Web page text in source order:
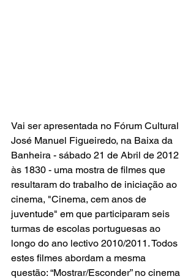
Vai ser apresentada no Fórum Cultural
José Manuel Figueiredo, na Baixa da
Banheira - sábado 21 de Abril de 2012
às 1830 - uma mostra de filmes que
resultaram do trabalho de iniciação ao
cinema, "Cinema, cem anos de
juventude" em que participaram seis
turmas de escolas portuguesas ao
longo do ano lectivo 2010/2011. Todos
estes filmes abordam a mesma
questão: “Mostrar/Esconder” no cinema